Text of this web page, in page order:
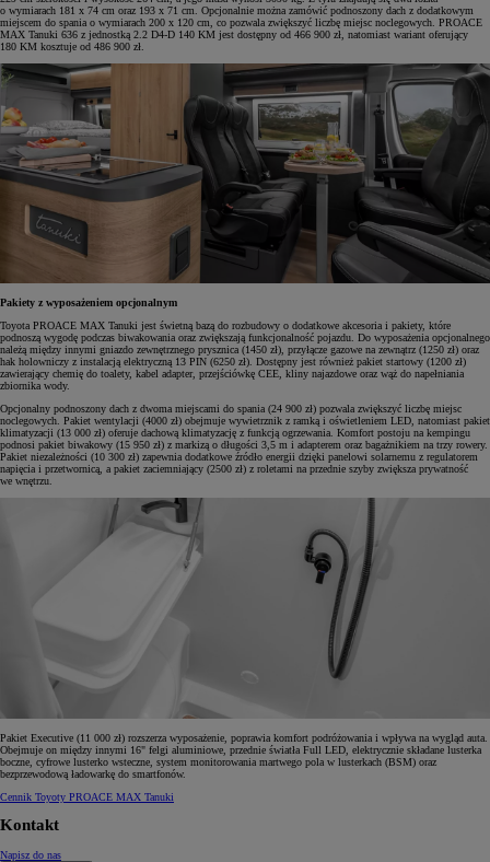
o wymiarach 181 x 74 cm oraz 193 x 71 cm. Opcjonalnie można zamówić podnoszony dach z dodatkowym
miejscem do spania o wymiarach 200 x 120 cm, co pozwala zwiększyć liczbę miejsc noclegowych. PROACE
MAX Tanuki 636 z jednostką 2.2 D4-D 140 KM jest dostępny od 466 900 zł, natomiast wariant oferujący
180 KM kosztuje od 486 900 zł.
Pakiety z wyposażeniem opcjonalnym
Toyota PROACE MAX Tanuki jest świetną bazą do rozbudowy o dodatkowe akcesoria i pakiety, które
podnoszą wygodę podczas biwakowania oraz zwiększają funkcjonalność pojazdu. Do wyposażenia opcjonalnego
należą między innymi gniazdo zewnętrznego prysznica (1450 zł), przyłącze gazowe na zewnątrz (1250 zł) oraz
hak holowniczy z instalacją elektryczną 13 PIN (6250 zł). Dostępny jest również pakiet startowy (1200 zł)
zawierający chemię do toalety, kabel adapter, przejściówkę CEE, kliny najazdowe oraz wąż do napełniania
zbiornika wody.
Opcjonalny podnoszony dach z dwoma miejscami do spania (24 900 zł) pozwala zwiększyć liczbę miejsc
noclegowych. Pakiet wentylacji (4000 zł) obejmuje wywietrznik z ramką i oświetleniem LED, natomiast pakiet
klimatyzacji (13 000 zł) oferuje dachową klimatyzację z funkcją ogrzewania. Komfort postoju na kempingu
podnosi pakiet biwakowy (15 950 zł) z markizą o długości 3,5 m i adapterem oraz bagażnikiem na trzy rowery.
Pakiet niezależności (10 300 zł) zapewnia dodatkowe źródło energii dzięki panelowi solarnemu z regulatorem
napięcia i przetwornicą, a pakiet zaciemniający (2500 zł) z roletami na przednie szyby zwiększa prywatność
we wnętrzu.
Pakiet Executive (11 000 zł) rozszerza wyposażenie, poprawia komfort podróżowania i wpływa na wygląd auta.
Obejmuje on między innymi 16" felgi aluminiowe, przednie światła Full LED, elektrycznie składane lusterka
boczne, cyfrowe lusterko wsteczne, system monitorowania martwego pola w lusterkach (BSM) oraz
bezprzewodową ładowarkę do smartfonów.
Cennik Toyoty PROACE MAX Tanuki
Kontakt
Napisz do nas